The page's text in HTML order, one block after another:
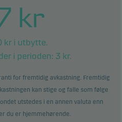
kr
kr i utbytte.
i perioden: 3 kr.
for fremtidig avkastning. Fremtidig
kan stige og falle som følge
utstedes i en annen valuta enn
du er hjemmehørende.